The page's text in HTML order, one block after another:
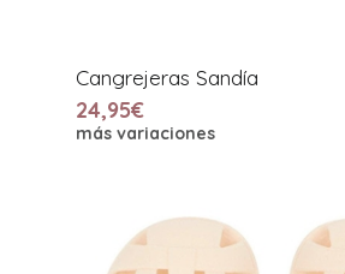
Cangrejeras Sandía
24,95€
más variaciones